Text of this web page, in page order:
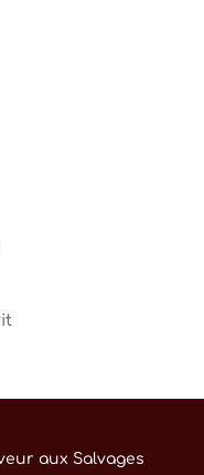
aux Salvages